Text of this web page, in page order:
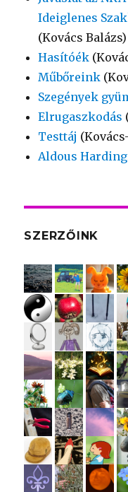
Ideiglenes
(Kovács Balázs)
Hasítóék
Műbőreink
Szegények
Elrugaszkodás
Testtáj
Aldous
SZERZŐINK